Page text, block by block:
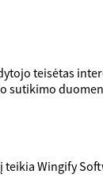
teisėtas
sutikimo
Wingify